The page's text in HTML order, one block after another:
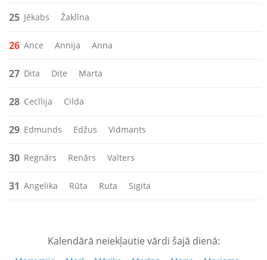
25 Jēkabs Žaklīna
26 Ance Annija Anna
27 Dita Dite Marta
28 Cecīlija Cilda
29 Edmunds Edžus Vidmants
30 Regnārs Renārs Valters
31 Angelika Rūta Ruta Sigita
Kalendārā neiekļautie vārdi šajā dienā: